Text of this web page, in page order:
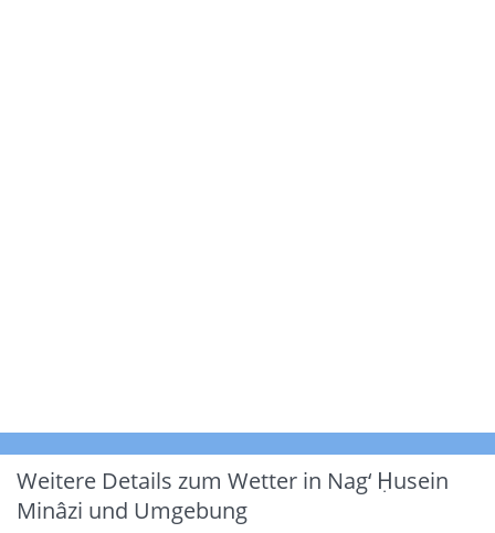
Weitere Details zum Wetter in Nag‘ Ḥusein
Minâzi und Umgebung